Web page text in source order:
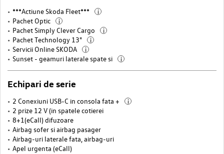
***Actiune Skoda Fleet*** i
Pachet Optic i
Pachet Simply Clever Cargo i
Pachet Technology 13" i
Servicii Online SKODA i
Sunset - geamuri laterale spate si i
Echipari de serie
2 Conexiuni USB-C in consola fata + i
2 prize 12 V (in spatele cotierei
8+1(eCall) difuzoare
Airbag sofer si airbag pasager
Airbag-uri laterale fata, airbag-uri
Apel urgenta (eCall)